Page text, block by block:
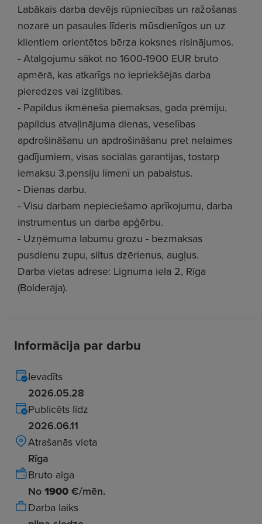
Labākais darba devējs rūpniecības un ražošanas
nozarē un pasaules līderis mūsdienīgos un uz
klientiem orientētos bērza koksnes risinājumos.
- Atalgojumu sākot no 1600-1900 EUR bruto
apmērā, kas atkarīgs no iepriekšējās darba
pieredzes vai izglītības.
- Papildus ikmēneša piemaksas, gada prēmiju,
papildus atvaļinājuma dienas, veselības
apdrošināšanu un apdrošināšanu pret nelaimes
gadījumiem, visas sociālās garantijas, tostarp
iemaksu 3.pensiju līmenī un pabalstus.
- Dienas darbu.
- Visu darbam nepieciešamo aprīkojumu, darba
instrumentus un darba apģērbu.
- Uzņēmuma labumu grozu - bezmaksas
pusdienu zupu, siltus dzērienus, augļus.
Darba vietas adrese: Lignuma iela 2, Rīga
(Bolderāja).
Informācija par darbu
Ievadīts
2026.05.28
Publicēts līdz
2026.06.11
Atrašanās vieta
Rīga
Bruto alga
No 1900 €/mēn.
Darba laiks